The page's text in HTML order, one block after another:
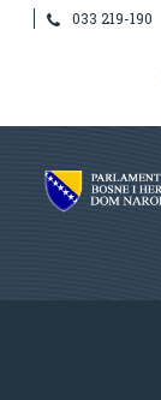
033 219-190